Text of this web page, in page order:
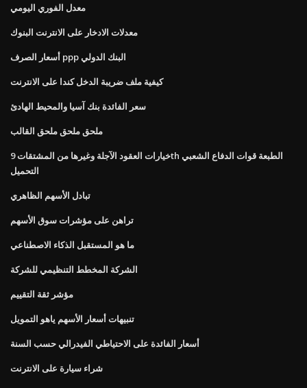
معدل الفوري اليومي
معدلات الادخار على الانترنت البنوك
أسعار الصرف ppp البنك الدولي
كيفية ملف ضريبة الدخل كندا على الانترنت
سعر الفائدة بنك آسيا والمحيط الهادئ
ملحق ملحق ملحق القالب
خيارات العقود الآجلة وغيرها من المشتقات 9th الطبعة قوات الدفاع الشعبي
التحميل
تبادل الأسهم الظاهري
تراهن على مؤشرات سوق الأسهم
ما هو المستقبل الذكاء الاصطناعي
الشركة المخطط التنظيمي للشركة
مؤشر ثقة التقييم
تنبيهات أسعار الأسهم ياهو التمويل
أسعار الفائدة على الاحتياطي الفيدرالي حسب السنة
شراء سيارة على الانترنت